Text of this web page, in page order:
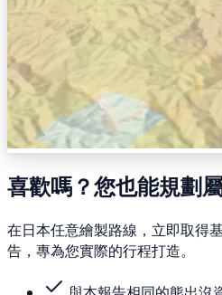
喜歡嗎？您也能規劃
在日本任意繪製路線，立即取得
告，專為您實際的行程打造。